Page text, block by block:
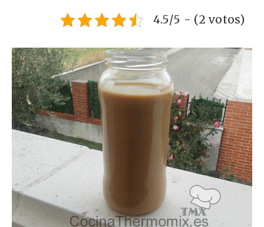
4.5/5 - (2 votos)